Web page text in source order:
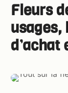
Fleurs
usages,
d’achat